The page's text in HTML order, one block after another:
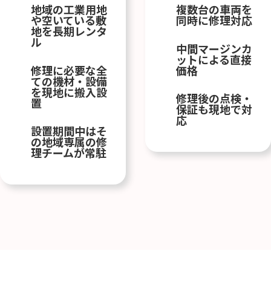
地域の工業用地
や空いている敷
地を長期レンタ
ル
修理に必要な全
ての機材・設備
を現地に搬入設
置
設置期間中はそ
の地域専属の修
理チームが常駐
複数台の車両を
同時に修理対応
中間マージンカ
ットによる直接
価格
修理後の点検・
保証も現地で対
応